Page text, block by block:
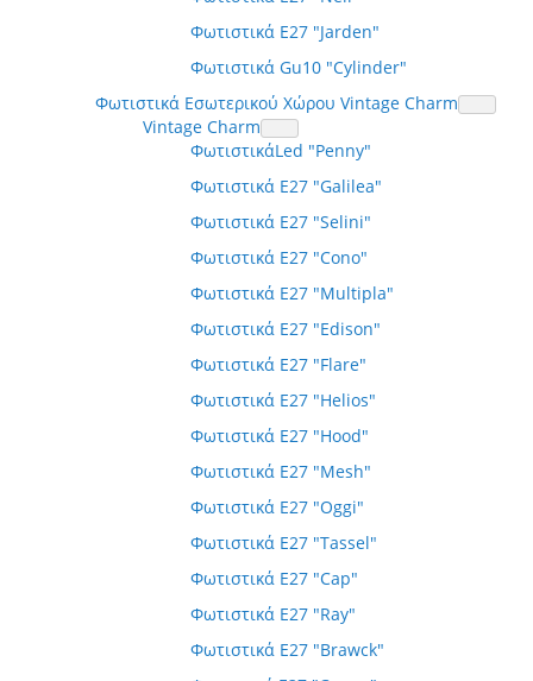
Φωτιστικά E27 "Jarden"
Φωτιστικά Gu10 "Cylinder"
Φωτιστικά Εσωτερικού Χώρου Vintage Charm
Vintage Charm
ΦωτιστικάLed "Penny"
Φωτιστικά E27 "Galilea"
Φωτιστικά E27 "Selini"
Φωτιστικά E27 "Cono"
Φωτιστικά E27 "Multipla"
Φωτιστικά E27 "Edison"
Φωτιστικά E27 "Flare"
Φωτιστικά E27 "Helios"
Φωτιστικά E27 "Hood"
Φωτιστικά E27 "Mesh"
Φωτιστικά E27 "Oggi"
Φωτιστικά E27 "Tassel"
Φωτιστικά E27 "Cap"
Φωτιστικά E27 "Ray"
Φωτιστικά E27 "Brawck"